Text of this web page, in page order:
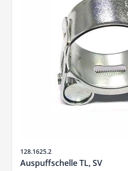
Sku
128.1625.2
Auspuffschelle TL, SV